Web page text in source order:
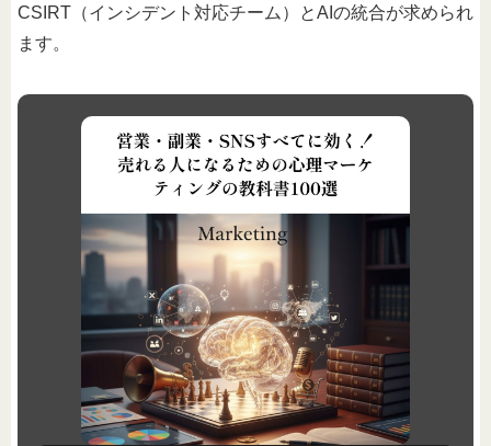
CSIRT（インシデント対応チーム）とAIの統合が求められ
ます。